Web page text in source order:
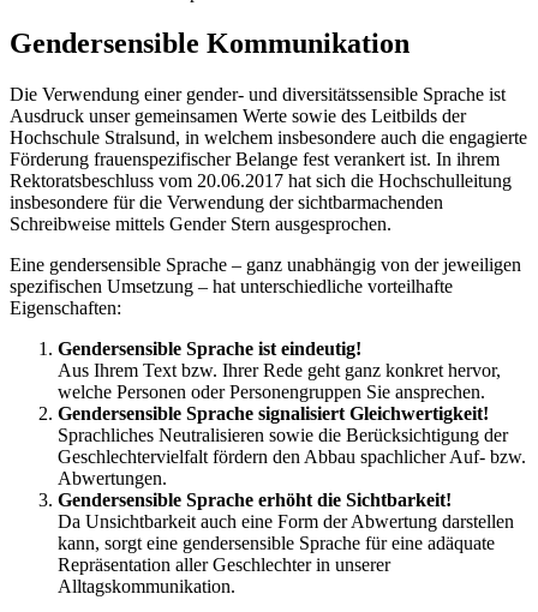
Gen­der­sen­si­ble Kom­mu­ni­ka­ti­on
Die Verwendung einer gender- und diversitätssensible Sprache ist
Ausdruck unser gemeinsamen Werte sowie des Leitbilds der
Hochschule Stralsund, in welchem insbesondere auch die engagierte
Förderung frauenspezifischer Belange fest verankert ist. In ihrem
Rektoratsbeschluss vom 20.06.2017 hat sich die Hochschulleitung
insbesondere für die Verwendung der sichtbarmachenden
Schreibweise mittels Gender Stern ausgesprochen.
Eine gendersensible Sprache – ganz unabhängig von der jeweiligen
spezifischen Umsetzung – hat unterschiedliche vorteilhafte
Eigenschaften:
Gendersensible Sprache ist eindeutig!
Aus Ihrem Text bzw. Ihrer Rede geht ganz konkret hervor,
welche Personen oder Personengruppen Sie ansprechen.
Gendersensible Sprache signalisiert Gleichwertigkeit!
Sprachliches Neutralisieren sowie die Berücksichtigung der
Geschlechtervielfalt fördern den Abbau spachlicher Auf- bzw.
Abwertungen.
Gendersensible Sprache erhöht die Sichtbarkeit!
Da Unsichtbarkeit auch eine Form der Abwertung darstellen
kann, sorgt eine gendersensible Sprache für eine adäquate
Repräsentation aller Geschlechter in unserer
Alltagskommunikation.